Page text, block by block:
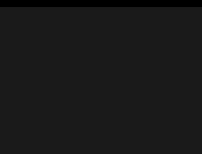
disponibilizadas oficialmente.